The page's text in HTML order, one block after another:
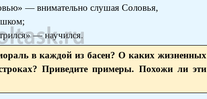
— внимательно слушая Соловья,
— научился.
в каждой из басен? О каких жизненных
Приведите примеры. Похожи ли эти